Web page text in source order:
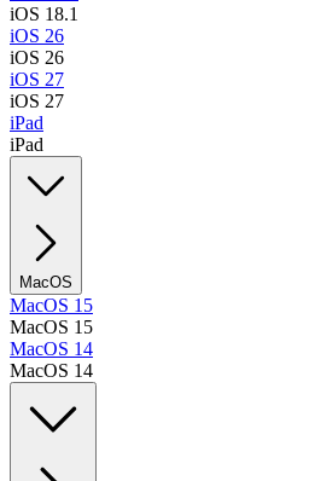
iOS 18.1
iOS 26
iOS 26
iOS 27
iOS 27
iPad
iPad
MacOS
MacOS 15
MacOS 15
MacOS 14
MacOS 14